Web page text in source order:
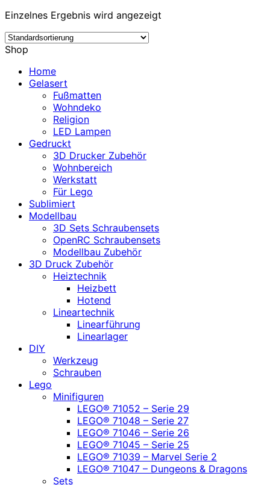
Einzelnes Ergebnis wird angezeigt
Shop
Home
Gelasert
Fußmatten
Wohndeko
Religion
LED Lampen
Gedruckt
3D Drucker Zubehör
Wohnbereich
Werkstatt
Für Lego
Sublimiert
Modellbau
3D Sets Schraubensets
OpenRC Schraubensets
Modellbau Zubehör
3D Druck Zubehör
Heiztechnik
Heizbett
Hotend
Lineartechnik
Linearführung
Linearlager
DIY
Werkzeug
Schrauben
Lego
Minifiguren
LEGO® 71052 – Serie 29
LEGO® 71048 – Serie 27
LEGO® 71046 – Serie 26
LEGO® 71045 – Serie 25
LEGO® 71039 – Marvel Serie 2
LEGO® 71047 – Dungeons & Dragons
Sets